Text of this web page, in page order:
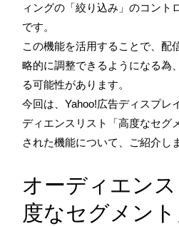
ィングの「絞り込み」のコント
です。
この機能を活用することで、配
略的に調整できるようになる為
る可能性があります。
今回は、Yahoo!広告ディスプレ
ディエンスリスト「高度なセグ
された機能について、ご紹介し
オーディエン
度なセグメン